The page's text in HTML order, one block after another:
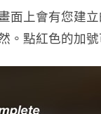
面上會有您建
。點紅色的加